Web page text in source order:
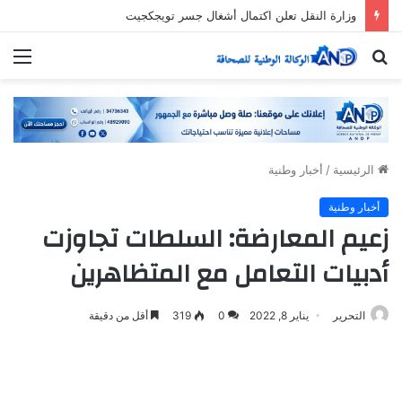
وزارة النقل تعلن اكتمال أشغال جسر تويجكجيت
بحث
الرئيسية / أخبار وطنية
أخبار وطنية
زعيم المعارضة: السلطات تجاوزت
أدبيات التعامل مع المتظاهرين
التحرير يناير 8, 2022 0
319 أقل من دقيقة